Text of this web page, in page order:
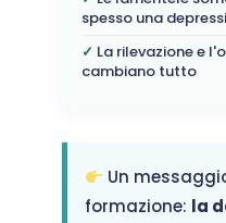
spesso una
La rilevazione e
cambiano tutto
Un
formazione: la